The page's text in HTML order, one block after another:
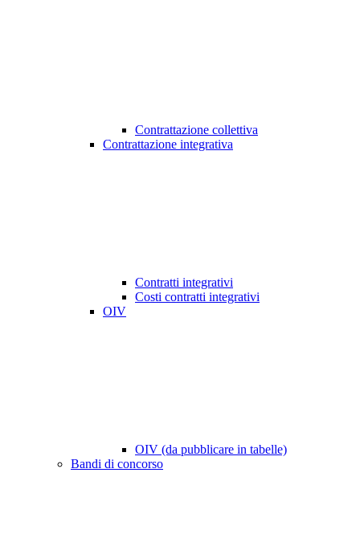
Contrattazione collettiva
Contrattazione integrativa
Contratti integrativi
Costi contratti integrativi
OIV
OIV (da pubblicare in tabelle)
Bandi di concorso